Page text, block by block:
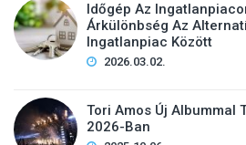
Időgép Az
Árkülönbség Az
Ingatlanpiac Között
2026.03.02.
Tori Amos Új Albummal
2026-Ban